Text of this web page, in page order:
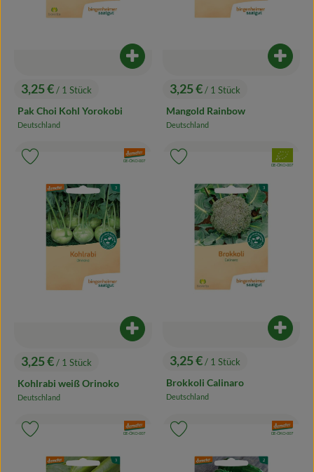
, Preis:
3,25 €/ 1 Stück
Pak Choi Kohl Yorokobi
, Herkunft:
Deutschland
Produkt zum Warenkorb hinzufügen
, Preis:
3,25 €/ 1 Stück
Mangold Rainbow
, Herkunft:
Deutschland
, Preis:
3,25 €/ 1 Stück
Kohlrabi weiß Orinoko
, Herkunft:
Deutschland
Produkt zum Warenkorb hinzufügen
, Verband:
, Kontrollstelle:
DE-ÖKO-007
Produkt zu Favouriten hinzufügen
, Preis:
3,25 €/ 1 Stück
Brokkoli Calinaro
, Herkunft:
Deutschland
, Verband:
, Kontrollstelle:
DE-ÖKO-007
Produkt zu Favouriten hinzufügen
, Verband:
, Kontrollstelle:
DE-ÖKO-007
Produkt zu Favouriten hinzufügen
, Verband:
, Kontrollstelle:
DE-ÖKO-007
Produkt zu Favouriten hinzufügen